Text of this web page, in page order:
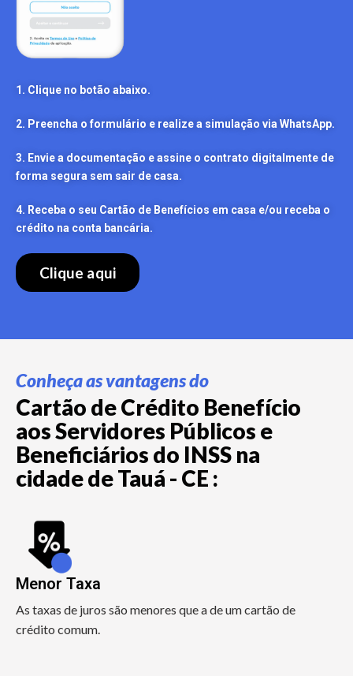
1. Clique no botão abaixo.
2. Preencha o formulário e realize a simulação via WhatsApp.
3. Envie a documentação e assine o contrato digitalmente de
forma segura sem sair de casa.
4. Receba o seu Cartão de Benefícios em casa e/ou receba o
crédito na conta bancária.
Clique aqui
Conheça as vantagens do
Cartão de Crédito Benefício
aos Servidores Públicos e
Beneficiários do INSS na
cidade de Tauá - CE :
Menor Taxa
As taxas de juros são menores que a de um cartão de
crédito comum.